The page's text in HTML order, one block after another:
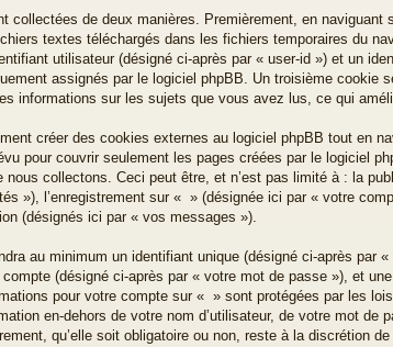
collectées de deux manières. Premièrement, en
textes téléchargés dans les fichiers temporaires du
utilisateur (désigné ci-après par « user-id ») et un
assignés par le logiciel phpBB. Un troisième
informations sur les sujets que vous avez lus, ce qui
créer des cookies externes au logiciel phpBB tout en
pour couvrir seulement les pages créées par le logiciel
nous collectons. Ceci peut être, et n’est pas limité à : la
»), l’enregistrement sur « » (désignée ici par « votre
(désignés ici par « vos messages »).
au minimum un identifiant unique (désigné ci-après par
(désigné ci-après par « votre mot de passe »), et
pour votre compte sur « » sont protégées par les
en-dehors de votre nom d’utilisateur, de votre mot
qu’elle soit obligatoire ou non, reste à la discrétion